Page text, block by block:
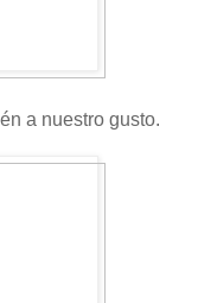
a nuestro gusto.